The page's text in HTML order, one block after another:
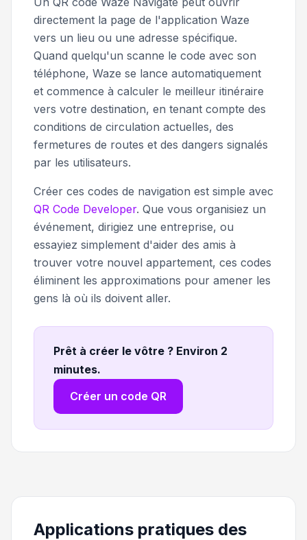
directement la page de l'application Waze
vers un lieu ou une adresse spécifique.
Quand quelqu'un scanne le code avec son
téléphone, Waze se lance automatiquement
et commence à calculer le meilleur itinéraire
vers votre destination, en tenant compte des
conditions de circulation actuelles, des
fermetures de routes et des dangers signalés
par les utilisateurs.
Créer ces codes de navigation est simple avec
QR Code Developer. Que vous organisiez un
événement, dirigiez une entreprise, ou
essayiez simplement d'aider des amis à
trouver votre nouvel appartement, ces codes
éliminent les approximations pour amener les
gens là où ils doivent aller.
Prêt à créer le vôtre ? Environ 2
minutes.
Créer un code QR
Applications pratiques des